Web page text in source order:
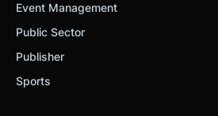
Event Management
Public Sector
Publisher
Sports